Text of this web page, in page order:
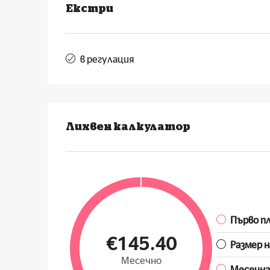
Екстри
в регулация
Лихвен калкулатор
€145.40
Месечно
Първо
Размер